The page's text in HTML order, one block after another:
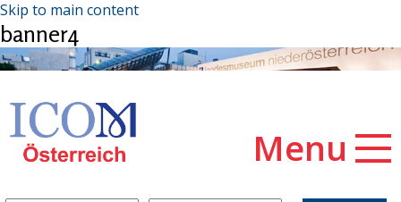
Skip to main content
banner4
Menu